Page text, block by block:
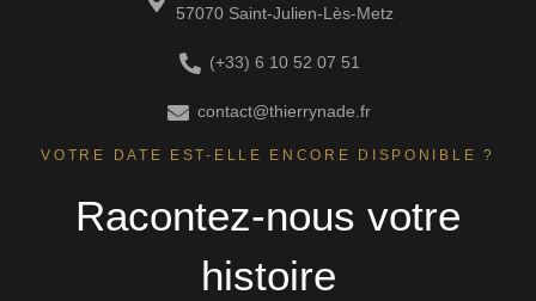
57070 Saint-Julien-Lès-Metz
(+33) 6 10 52 07 51
contact@thierrynade.fr
VOTRE DATE EST-ELLE ENCORE DISPONIBLE ?
Racontez-nous votre
histoire